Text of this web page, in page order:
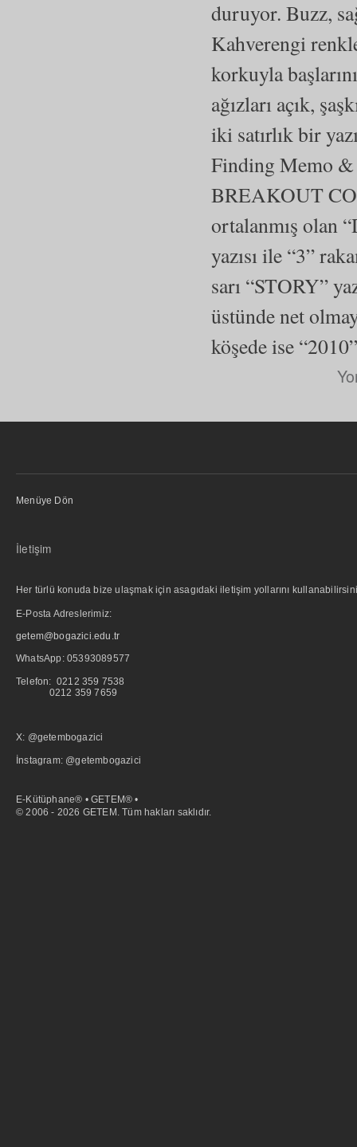
duruyor. Buzz,
Kahverengi
korkuyla
ağızları açık,
iki satırlık bir
Finding Memo &
BREAKOUT
ortalanmış olan
yazısı ile “3”
sarı “STORY”
üstünde net
köşede ise
Menüye Dön
İletişim
Her türlü konuda bize ulaşmak için asagıdaki iletişim yollarını
E-Posta Adreslerimiz:
getem@bogazici.edu.tr
WhatsApp: 05393089577
Telefon: 0212 359 7538
0212 359 7659
X: @getembogazici
İnstagram: @getembogazici
E-Kütüphane® • GETEM® •
© 2006 - 2026 GETEM. Tüm hakları saklıdır.